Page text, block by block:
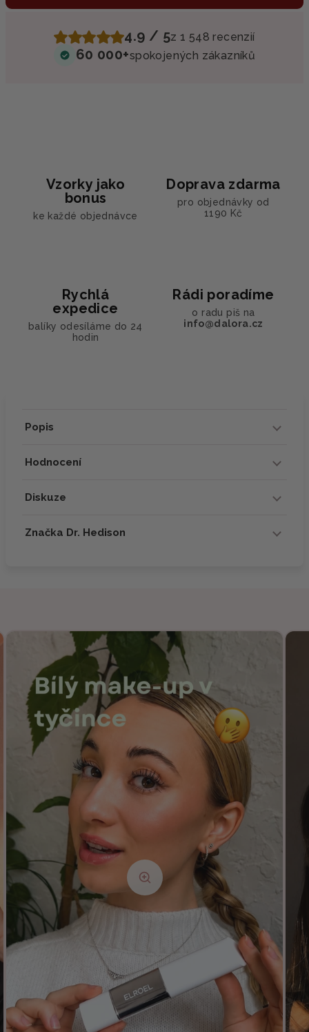
4.9 / 5z 1 548 recenzií
60 000+spokojených zákazníků
Vzorky jako
bonus
ke každé objednávce
Doprava zdarma
pro objednávky od
1190 Kč
Rychlá
expedice
balíky odesíláme do 24
hodin
Rádi poradíme
o radu piš na
info@dalora.cz
Popis
Hodnocení
Diskuze
Značka Dr. Hedison